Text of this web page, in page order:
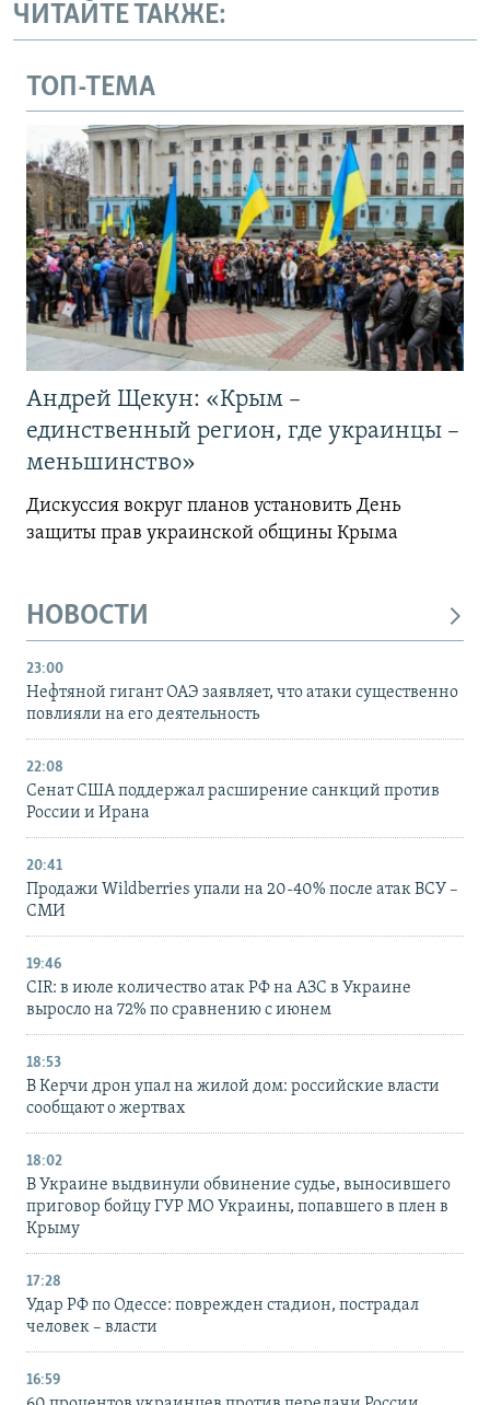
ЧИТАЙТЕ ТАКЖЕ:
ТОП-ТЕМА
Андрей Щекун: «Крым –
единственный регион, где украинцы –
меньшинство»
Дискуссия вокруг планов установить День
защиты прав украинской общины Крыма
НОВОСТИ
23:00
Нефтяной гигант ОАЭ заявляет, что атаки существенно
повлияли на его деятельность
22:08
Сенат США поддержал расширение санкций против
России и Ирана
20:41
Продажи Wildberries упали на 20-40% после атак ВСУ –
СМИ
19:46
CIR: в июле количество атак РФ на АЗС в Украине
выросло на 72% по сравнению с июнем
18:53
В Керчи дрон упал на жилой дом: российские власти
сообщают о жертвах
18:02
В Украине выдвинули обвинение судье, выносившего
приговор бойцу ГУР МО Украины, попавшего в плен в
Крыму
17:28
Удар РФ по Одессе: поврежден стадион, пострадал
человек – власти
16:59